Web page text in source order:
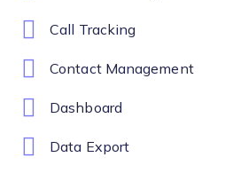
Call Tracking
Contact Management
Dashboard
Data Export